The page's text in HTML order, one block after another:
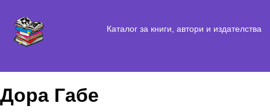
Каталог за книги, автори и издателства
Дора Габе